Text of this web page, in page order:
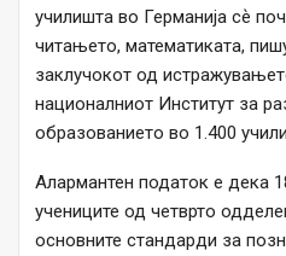
училишта во Германија сѐ
читањето, математиката,
заклучокот од
националниот Институт за
образованието во 1.400
Алармантен податок е дека
учениците од четврто
основните стандарди за